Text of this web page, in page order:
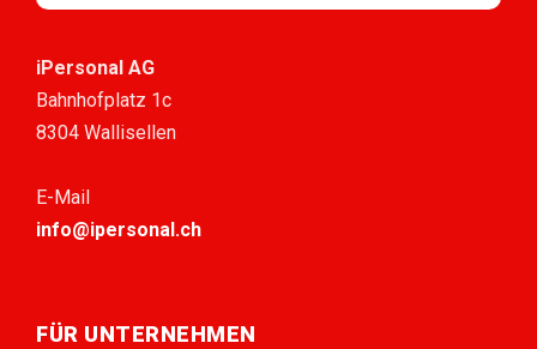
iPersonal AG
Bahnhofplatz 1c
8304 Wallisellen
E-Mail
info@ipersonal.ch
FÜR UNTERNEHMEN